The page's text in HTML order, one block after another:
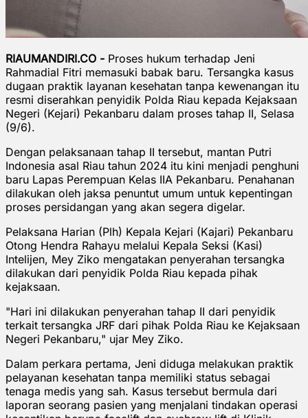
RIAUMANDIRI.CO - Proses hukum terhadap Jeni
Rahmadial Fitri memasuki babak baru. Tersangka kasus
dugaan praktik layanan kesehatan tanpa kewenangan itu
resmi diserahkan penyidik Polda Riau kepada Kejaksaan
Negeri (Kejari) Pekanbaru dalam proses tahap II, Selasa
(9/6).
Dengan pelaksanaan tahap II tersebut, mantan Putri
Indonesia asal Riau tahun 2024 itu kini menjadi penghuni
baru Lapas Perempuan Kelas IIA Pekanbaru. Penahanan
dilakukan oleh jaksa penuntut umum untuk kepentingan
proses persidangan yang akan segera digelar.
Pelaksana Harian (Plh) Kepala Kejari (Kajari) Pekanbaru
Otong Hendra Rahayu melalui Kepala Seksi (Kasi)
Intelijen, Mey Ziko mengatakan penyerahan tersangka
dilakukan dari penyidik Polda Riau kepada pihak
kejaksaan.
"Hari ini dilakukan penyerahan tahap II dari penyidik
terkait tersangka JRF dari pihak Polda Riau ke Kejaksaan
Negeri Pekanbaru," ujar Mey Ziko.
Dalam perkara pertama, Jeni diduga melakukan praktik
pelayanan kesehatan tanpa memiliki status sebagai
tenaga medis yang sah. Kasus tersebut bermula dari
laporan seorang pasien yang menjalani tindakan operasi